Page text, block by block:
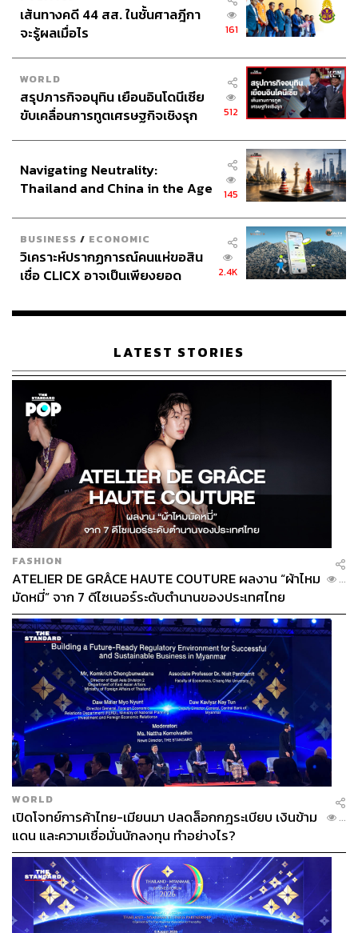
ครั้งนี้เป็นครั้งแรกที่สหรัฐอเมริกา ประเทศเจ้าภาพหลักของ
การแข่งขันฟุตบอลโลก 2026 (โดยมีแคนาดา และเม็กซิโก
ร่วมเป็นเจ้าภาพแต่รองรับไม่กี่นัด)​ มีปัญหาที่น่าวิตกตามมา
นอกจากความร้อนที่ร้ายกาจซึ่งทำให้มีหลายนัดที่นักฟุตบอล
ต้องพักดื่มน้ำ หรือการสั่งให้ตัวสำรองข้างสนามไปนั่งชมเกม
การแข่งขันอยู่ด้านในห้องแต่งตัวแล้ว ยังมีเรื่องของสภาพ
อากาศวิปริตที่ส่งผลกระทบต่อการแข่งขันด้วย
หนึ่งในเกมที่กลายเป็นกรณีปัญหาคือเกมระหว่าง เชลซี ซึ่ง
พบกับเบนฟิกา ในรอบ 16 ทีมสุดท้ายซึ่งเกมต้องหยุดพักการ
แข่งขันไปยาวนานกว่า 2 ชั่วโมงเนื่องจากมีเหตุการณ์ฟ้าผ่า
ใกล้สนาม จนทำให้ เอ็นโซ มาเรสกา นายใหญ่เชลซี ออกมา
แสดงความเห็นที่ดุเดือด
“สำหรับผมมันไม่ใช่ฟุตบอลเลย พูดตรงๆ ผมว่ามันเหมือนเป็น
ปลอดภัย แต่ถ้าคุณต้องหยุดพักเกมหลายต่อหลายนัดแบบนี้
มันก็เป็นไปได้ว่ามันอาจจะไม่ใช่สถานที่ที่เหมาะสมสำหรับ
การจัดแข่งรายการนี้”
อย่างไรก็ดี ไม่ใช่ทุกคน ทุกฝ่ายจะมองรายการชิงแชมป์
สโมสรโลกในแง่ร้ายเสียทั้งหมด
ฮริสโต สตอยช์คอฟ ตำนานกองหน้าผู้ยิ่งใหญ่ทีมชาติ
บัลแกเรีย ที่แฟนฟุตบอลในยุค 90 ต่างรู้จักเป็นอย่างดีตอบโต้
คำวิจารณ์จากคล็อปป์ว่า “ผมไม่คิดเลยว่าสิ่งนี้จะมาจาก
คล็อปป์ ผมเคารพเขามากนะ แต่บางทีเขาอาจจะโกรธนิด
หน่อยที่เรดบูล ซาลซ์บวร์ก ไม่ได้อยู่ในรายการอีกแล้ว เพราะ
เขาเป็นส่วนหนึ่งของเครือ Red Bull”
“ทีตอนลิเวอร์พูลลงแข่งชิงแชมป์สโมสรโลก พวกเขาไม่เคย
เห็นบ่นอะไรเลย ในเวลาที่สโมสรได้เงินไม่มีใครบ่นอะไร ผม
คิดว่าเราควรจะเคารพรายการนี้ให้มันมากกว่านี้นะ”
ขณะที่ คาเวห์ โซเลห์โคล ผู้ประกาศเบอร์ต้นของสถานี Sky
เส้นทางคดี 44 สส. ในชั้นศาลฎีกา
จะรู้ผลเมื่อไร
161
WORLD
สรุปภารกิจอนุทิน เยือนอินโดนีเซีย
ขับเคลื่อนการทูตเศรษฐกิจเชิงรุก
512
Navigating Neutrality:
Thailand and China in the Age
145
BUSINESS / ECONOMIC
วิเคราะห์ปรากฏการณ์คนแห่ขอสิน
เชื่อ CLICX อาจเป็นเพียงยอด
เรือนไทยที่ถูกซุกไว้
2.4K
LATEST STORIES
FASHION
ATELIER DE GRÂCE HAUTE COUTURE ผลงาน “ผ้าไหม
มัดหมี่” จาก 7 ดีไซเนอร์ระดับตำนานของประเทศไทย
...
WORLD
เปิดโจทย์การค้าไทย-เมียนมา ปลดล็อกกฎระเบียบ เงินข้าม
แดน และความเชื่อมั่นนักลงทุน ทำอย่างไร?
...